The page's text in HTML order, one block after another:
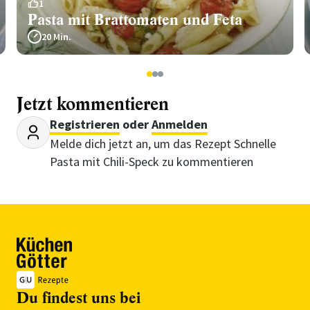
1
Pasta mit Brattomaten und Feta
20 Min.
123
Jetzt kommentieren
Registrieren oderAnmelden
Melde dich jetzt an, um das Rezept Schnelle
Pasta mit Chili-Speck zu kommentieren
Du findest uns bei